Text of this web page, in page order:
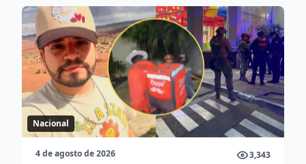
Nacional
4 de agosto de 2026 3,343